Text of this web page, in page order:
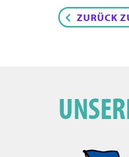
ZURÜCK